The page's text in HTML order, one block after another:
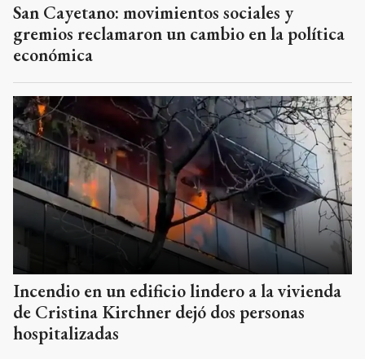
San Cayetano: movimientos sociales y
gremios reclamaron un cambio en la política
económica
Incendio en un edificio lindero a la vivienda
de Cristina Kirchner dejó dos personas
hospitalizadas